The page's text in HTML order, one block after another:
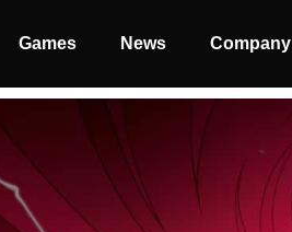
Games News Company